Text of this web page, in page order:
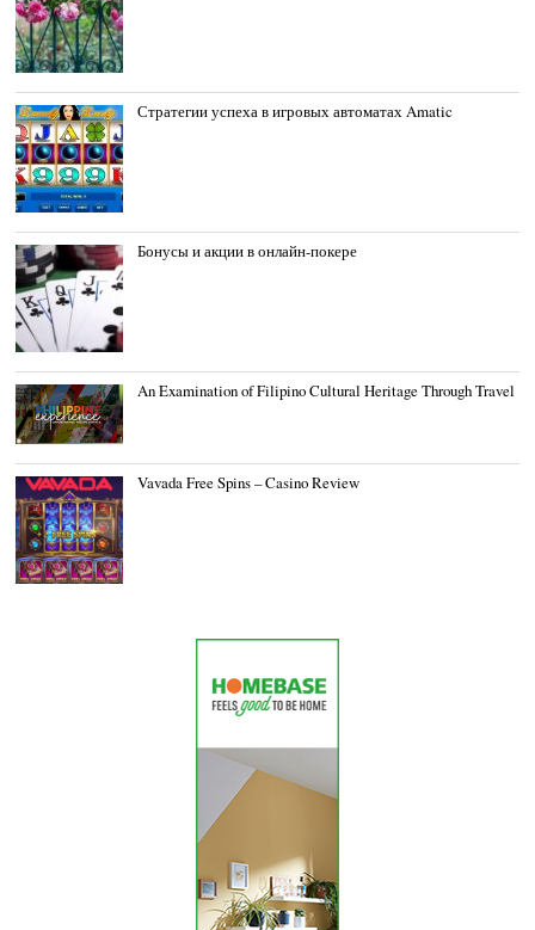
Стратегии успеха в игровых автоматах Amatic
Бонусы и акции в онлайн-покере
An Examination of Filipino Cultural Heritage Through Travel
Vavada Free Spins – Casino Review